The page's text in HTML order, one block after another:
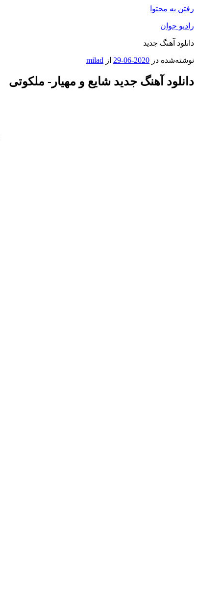
رفتن به محتوا
رادیو جوان
دانلود آهنگ جدید
نوشته‌شده در 2020-06-29 از milad
دانلود آهنگ جديد شایع و مهیار- ملکوتی